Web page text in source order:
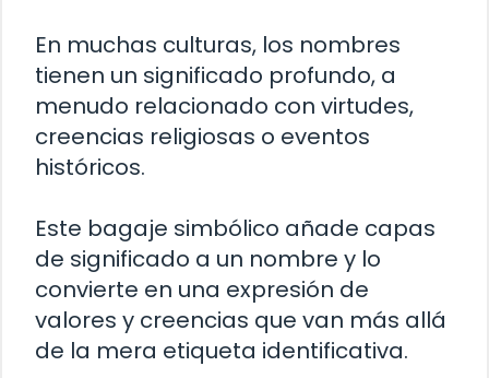
En muchas culturas, los nombres
tienen un significado profundo, a
menudo relacionado con virtudes,
creencias religiosas o eventos
históricos.
Este bagaje simbólico añade capas
de significado a un nombre y lo
convierte en una expresión de
valores y creencias que van más allá
de la mera etiqueta identificativa.